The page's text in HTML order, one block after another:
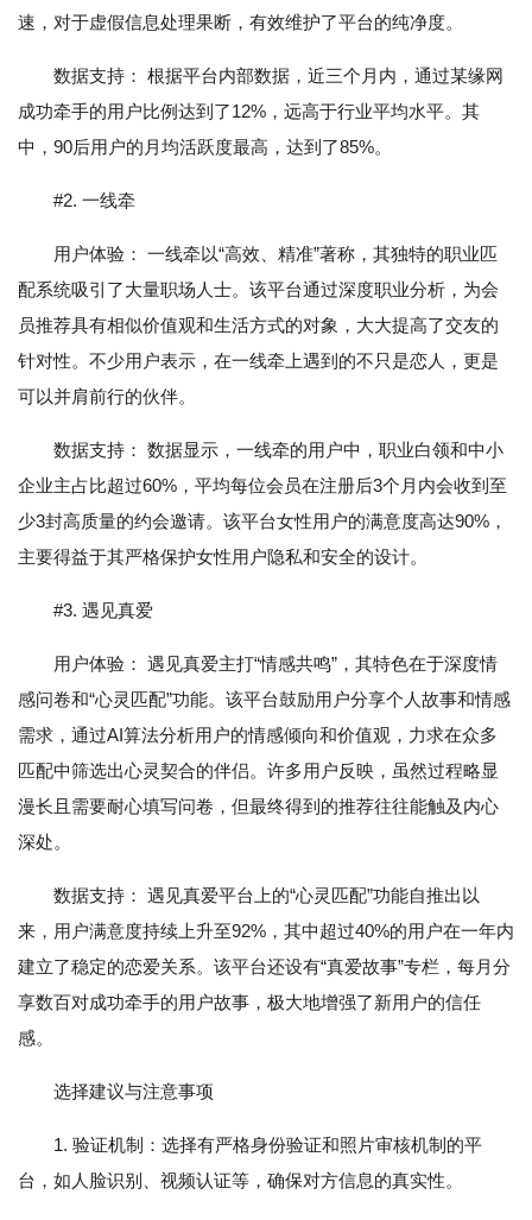
速，对于虚假信息处理果断，有效维护了平台的纯净度。
数据支持： 根据平台内部数据，近三个月内，通过某缘网
成功牵手的用户比例达到了12%，远高于行业平均水平。其
中，90后用户的月均活跃度最高，达到了85%。
#2. 一线牵
用户体验： 一线牵以“高效、精准”著称，其独特的职业匹
配系统吸引了大量职场人士。该平台通过深度职业分析，为会
员推荐具有相似价值观和生活方式的对象，大大提高了交友的
针对性。不少用户表示，在一线牵上遇到的不只是恋人，更是
可以并肩前行的伙伴。
数据支持： 数据显示，一线牵的用户中，职业白领和中小
企业主占比超过60%，平均每位会员在注册后3个月内会收到至
少3封高质量的约会邀请。该平台女性用户的满意度高达90%，
主要得益于其严格保护女性用户隐私和安全的设计。
#3. 遇见真爱
用户体验： 遇见真爱主打“情感共鸣”，其特色在于深度情
感问卷和“心灵匹配”功能。该平台鼓励用户分享个人故事和情感
需求，通过AI算法分析用户的情感倾向和价值观，力求在众多
匹配中筛选出心灵契合的伴侣。许多用户反映，虽然过程略显
漫长且需要耐心填写问卷，但最终得到的推荐往往能触及内心
深处。
数据支持： 遇见真爱平台上的“心灵匹配”功能自推出以
来，用户满意度持续上升至92%，其中超过40%的用户在一年内
建立了稳定的恋爱关系。该平台还设有“真爱故事”专栏，每月分
享数百对成功牵手的用户故事，极大地增强了新用户的信任
感。
选择建议与注意事项
1. 验证机制：选择有严格身份验证和照片审核机制的平
台，如人脸识别、视频认证等，确保对方信息的真实性。